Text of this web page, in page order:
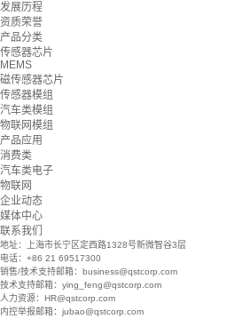
发展历程
资质荣誉
产品分类
传感器芯片
MEMS
磁传感器芯片
传感器模组
汽车类模组
物联网模组
产品应用
消费类
汽车类电子
物联网
企业动态
媒体中心
联系我们
地址：上海市长宁区定西路1328号新微智谷3层
电话：+86 21 69517300
销售/技术支持邮箱：business@qstcorp.com
技术支持邮箱：ying_feng@qstcorp.com
人力资源：HR@qstcorp.com
内控举报邮箱：jubao@qstcorp.com